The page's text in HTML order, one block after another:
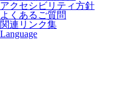
アクセシビリティ方針
よくあるご質問
関連リンク集
Language